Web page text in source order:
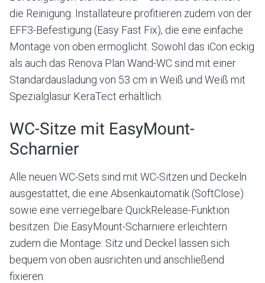
die Reinigung. Installateure profitieren zudem von der
EFF3-Befestigung (Easy Fast Fix), die eine einfache
Montage von oben ermöglicht. Sowohl das iCon eckig
als auch das Renova Plan Wand-WC sind mit einer
Standardausladung von 53 cm in Weiß und Weiß mit
Spezialglasur KeraTect erhältlich.
WC-Sitze mit EasyMount-
Scharnier
Alle neuen WC-Sets sind mit WC-Sitzen und Deckeln
ausgestattet, die eine Absenkautomatik (SoftClose)
sowie eine verriegelbare QuickRelease-Funktion
besitzen. Die EasyMount-Scharniere erleichtern
zudem die Montage: Sitz und Deckel lassen sich
bequem von oben ausrichten und anschließend
fixieren.